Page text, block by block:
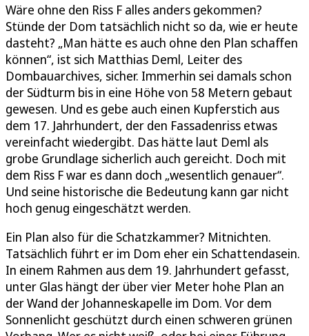
Wäre ohne den Riss F alles anders gekommen?
Stünde der Dom tatsächlich nicht so da, wie er heute
dasteht? „Man hätte es auch ohne den Plan schaffen
können“, ist sich Matthias Deml, Leiter des
Dombauarchives, sicher. Immerhin sei damals schon
der Südturm bis in eine Höhe von 58 Metern gebaut
gewesen. Und es gebe auch einen Kupferstich aus
dem 17. Jahrhundert, der den Fassadenriss etwas
vereinfacht wiedergibt. Das hätte laut Deml als
grobe Grundlage sicherlich auch gereicht. Doch mit
dem Riss F war es dann doch „wesentlich genauer“.
Und seine historische die Bedeutung kann gar nicht
hoch genug eingeschätzt werden.
Ein Plan also für die Schatzkammer? Mitnichten.
Tatsächlich führt er im Dom eher ein Schattendasein.
In einem Rahmen aus dem 19. Jahrhundert gefasst,
unter Glas hängt der über vier Meter hohe Plan an
der Wand der Johanneskapelle im Dom. Vor dem
Sonnenlicht geschützt durch einen schweren grünen